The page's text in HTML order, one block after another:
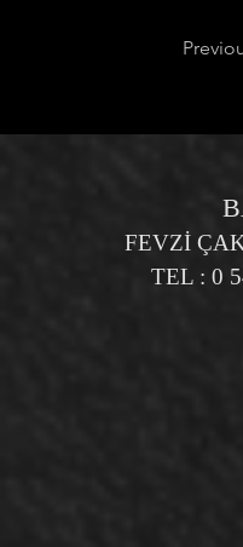
FEVZİ
TEL : 0